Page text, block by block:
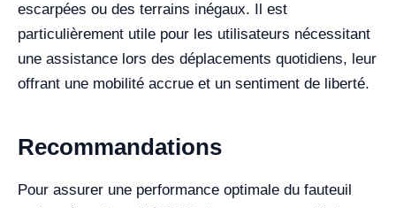
escarpées ou des terrains inégaux. Il est
particulièrement utile pour les utilisateurs nécessitant
une assistance lors des déplacements quotidiens, leur
offrant une mobilité accrue et un sentiment de liberté.
Recommandations
Pour assurer une performance optimale du fauteuil